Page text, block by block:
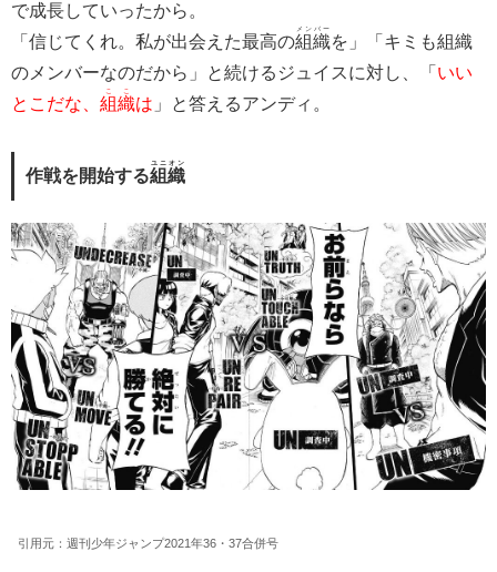
で成長していったから。
「信じてくれ。私が出会えた最高の組織
メンバー
を」「キミも組織
のメンバーなのだから」と続けるジュイスに対し、「 いい
とこだな、 組織
ここ
は 」と答えるアンディ。
作戦を開始する組織
ユニオン
引用元：週刊少年ジャンプ2021年36・37合併号